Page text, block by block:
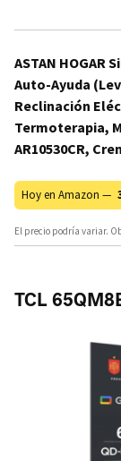
ASTAN HOGAR
Auto-Ayuda
Reclinación
Termoterapia,
AR10530CR,
Hoy en Amazon —
El precio podría variar.
TCL